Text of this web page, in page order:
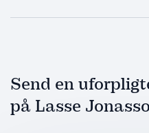
Send en
på Lasse